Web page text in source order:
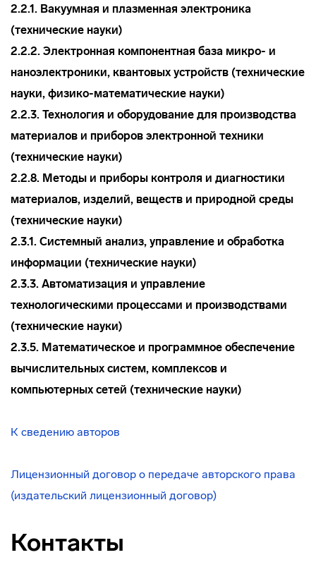
2.2.1. Вакуумная и плазменная электроника
(технические науки)
2.2.2. Электронная компонентная база микро- и
наноэлектроники, квантовых устройств (технические
науки, физико-математические науки)
2.2.3. Технология и оборудование для производства
материалов и приборов электронной техники
(технические науки)
2.2.8. Методы и приборы контроля и диагностики
материалов, изделий, веществ и природной среды
(технические науки)
2.3.1. Системный анализ, управление и обработка
информации (технические науки)
2.3.3. Автоматизация и управление
технологическими процессами и производствами
(технические науки)
2.3.5. Математическое и программное обеспечение
вычислительных систем, комплексов и
компьютерных сетей (технические науки)
К сведению авторов
Лицензионный договор о передаче авторского права
(издательский лицензионный договор)
Контакты